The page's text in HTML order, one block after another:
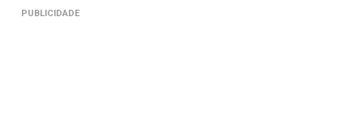
PUBLICIDADE